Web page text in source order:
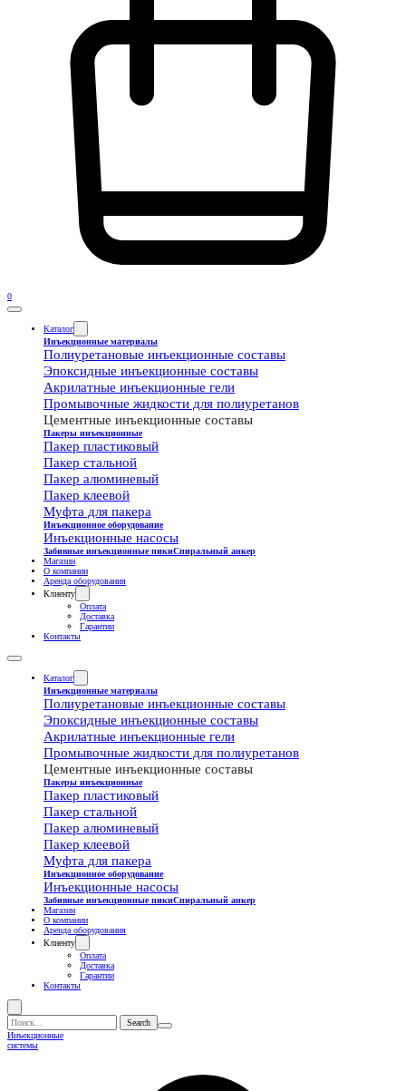
0
Каталог
Инъекционные материалы
Полиуретановые инъекционные составы
Эпоксидные инъекционные составы
Акрилатные инъекционные гели
Промывочные жидкости для полиуретанов
Цементные инъекционные составы
Пакеры инъекционные
Пакер пластиковый
Пакер стальной
Пакер алюминевый
Пакер клеевой
Муфта для пакера
Инъекционное оборудование
Инъекционные насосы
Забивные инъекционные пикиСпиральный анкер
Магазин
О компании
Аренда оборудования
Клиенту
Оплата
Доставка
Гарантии
Контакты
Каталог
Инъекционные материалы
Полиуретановые инъекционные составы
Эпоксидные инъекционные составы
Акрилатные инъекционные гели
Промывочные жидкости для полиуретанов
Цементные инъекционные составы
Пакеры инъекционные
Пакер пластиковый
Пакер стальной
Пакер алюминевый
Пакер клеевой
Муфта для пакера
Инъекционное оборудование
Инъекционные насосы
Забивные инъекционные пикиСпиральный анкер
Магазин
О компании
Аренда оборудования
Клиенту
Оплата
Доставка
Гарантии
Контакты
Поиск...
Инъекционные
системы